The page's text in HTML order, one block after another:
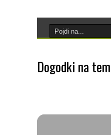
Dogodki na